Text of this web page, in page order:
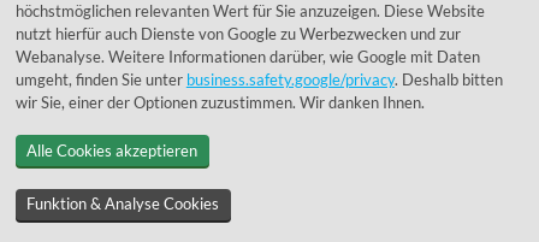
© 1955 - 2026 Lumidora
höchstmöglichen relevanten Wert für Sie anzuzeigen. Diese Website
nutzt hierfür auch Dienste von Google zu Werbezwecken und zur
Webanalyse. Weitere Informationen darüber, wie Google mit Daten
umgeht, finden Sie unter business.safety.google/privacy. Deshalb bitten
wir Sie, einer der Optionen zuzustimmen. Wir danken Ihnen.
Alle Cookies akzeptieren
Funktion & Analyse Cookies